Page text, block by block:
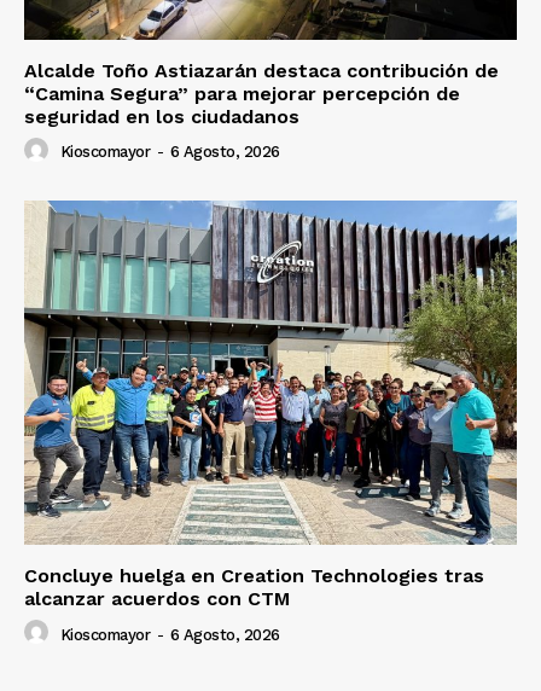
Alcalde Toño Astiazarán destaca contribución de
“Camina Segura” para mejorar percepción de
seguridad en los ciudadanos
Kioscomayor - 6 Agosto, 2026
Concluye huelga en Creation Technologies tras
alcanzar acuerdos con CTM
Kioscomayor - 6 Agosto, 2026